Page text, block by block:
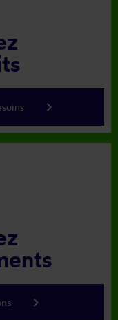
keyboard_arrow_right
keyboard_arrow_right